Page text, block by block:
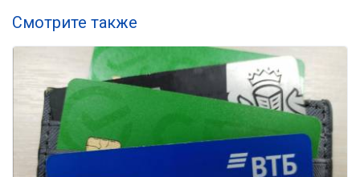
Смотрите также